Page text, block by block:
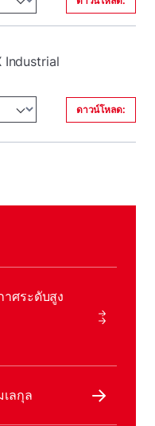
Industrial
ดาวน์โหลด:
ศระดับสูง
ลกุล